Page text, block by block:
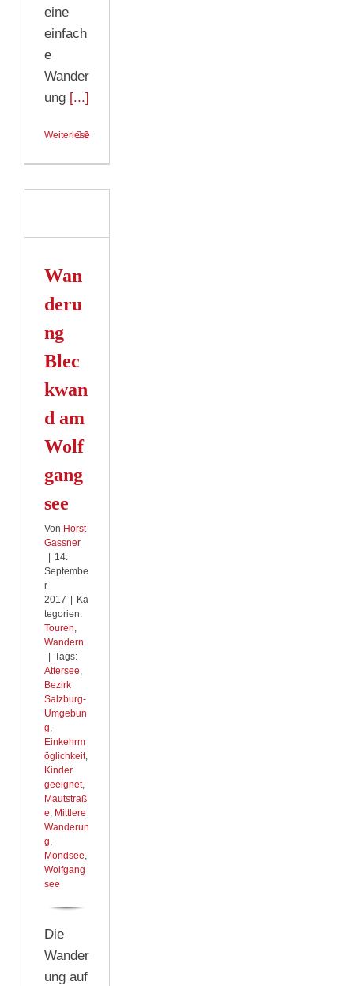
eine
einfach
e
Wander
ung [...]
Weiterlesen
0
Wan
deru
ng
Blec
kwan
d am
Wolf
gang
see
Von Horst
Gassner
14.
Septembe
r
2017
Ka
tegorien:
Touren,
Wandern
Tags:
Attersee,
Bezirk
Salzburg-
Umgebun
g,
Einkehrm
öglichkeit,
Kinder
geeignet,
Mautstraß
e, Mittlere
Wanderun
g,
Mondsee,
Wolfgang
see
Die
Wander
ung auf